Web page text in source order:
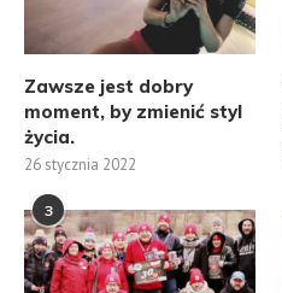
Zawsze jest dobry
moment, by zmienić styl
życia.
26 stycznia 2022
3